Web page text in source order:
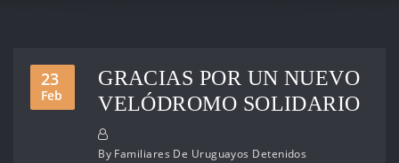
23
Feb
GRACIAS POR UN NUEVO
VELÓDROMO SOLIDARIO
By Familiares De Uruguayos Detenidos